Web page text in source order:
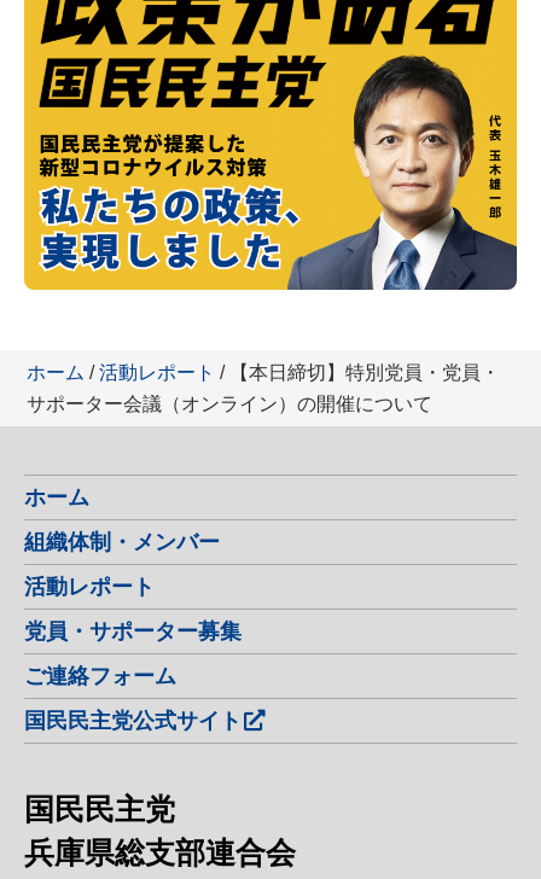
ホーム /活動レポート / 【本日締切】特別党員・党員・
サポーター会議（オンライン）の開催について
ホーム
組織体制・メンバー
活動レポート
党員・サポーター募集
ご連絡フォーム
国民民主党公式サイト
国民民主党
兵庫県総支部連合会